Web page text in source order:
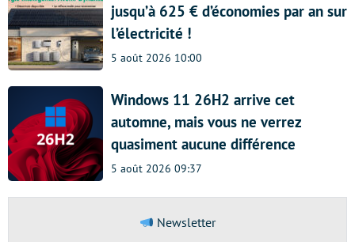
jusqu’à 625 € d’économies par an sur
l’électricité !
5 août 2026 10:00
Windows 11 26H2 arrive cet
automne, mais vous ne verrez
quasiment aucune différence
5 août 2026 09:37
Newsletter